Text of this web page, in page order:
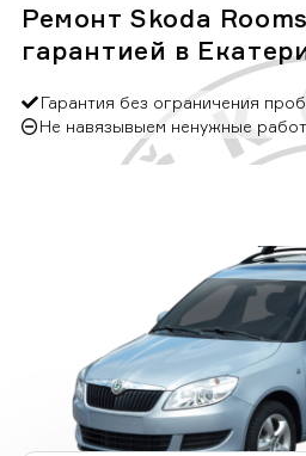
Ремонт Skoda
гарантией в
Гарантия без ограничения
Не навязывыем ненужные